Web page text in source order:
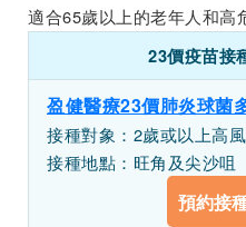
適合65歲以上的老年人和高
23價疫苗接
盈健醫療23價肺炎球菌
接種對象：2歲或以上高
接種地點：旺角及尖沙咀
預約接